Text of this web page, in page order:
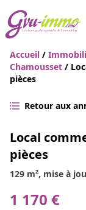
Accueil /
Chamousset /
pièces
Retour aux
Local
pièces
129 m², mise à
1 170 €